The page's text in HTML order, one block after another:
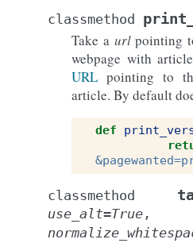
classmethod
Take a urlpointing
webpage with
URL pointing to
article. By default
def
classmethod
use_alt=True ,